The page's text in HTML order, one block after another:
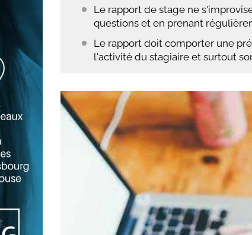
Le rapport de stage ne
questions et en prenant
Le rapport doit comporter une
l'activité du stagiaire et surtout